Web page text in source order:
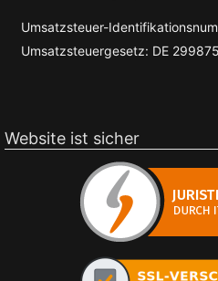
Umsatzsteuer-
Umsatzsteuergesetz: DE
Website ist sicher